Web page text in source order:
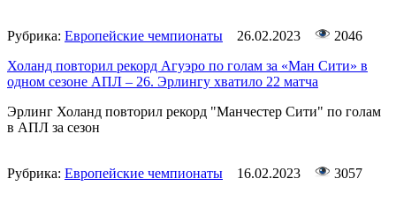
Рубрика: Европейские чемпионаты 26.02.2023
2046
Холанд повторил рекорд Агуэро по голам за «Ман Сити» в
одном сезоне АПЛ – 26. Эрлингу хватило 22 матча
Эрлинг Холанд повторил рекорд "Манчестер Сити" по голам
в АПЛ за сезон
Рубрика: Европейские чемпионаты 16.02.2023 3057